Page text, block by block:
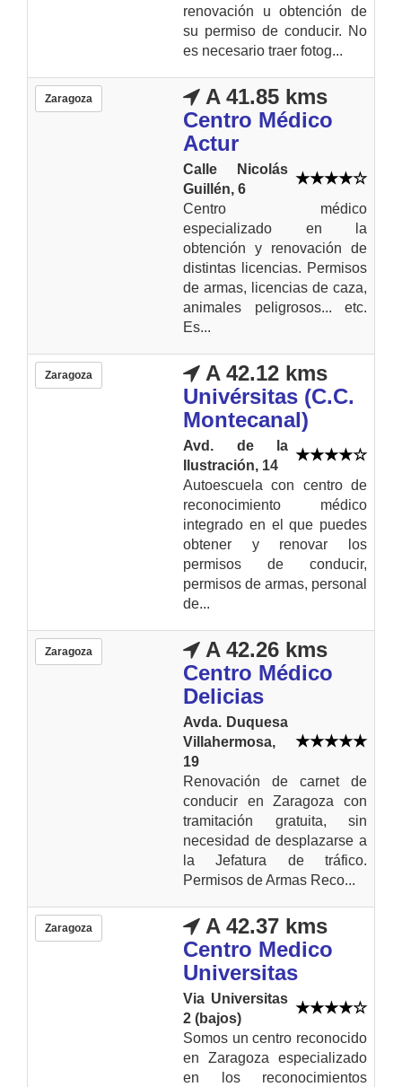
renovación u obtención de
su permiso de conducir. No
es necesario traer fotog...
Zaragoza
A 41.85 kms
Centro Médico
Actur
Calle Nicolás
Guillén, 6
Centro médico
especializado en la
obtención y renovación de
distintas licencias. Permisos
de armas, licencias de caza,
animales peligrosos... etc.
Es...
Zaragoza
A 42.12 kms
Univérsitas (C.C.
Montecanal)
Avd. de la
Ilustración, 14
Autoescuela con centro de
reconocimiento médico
integrado en el que puedes
obtener y renovar los
permisos de conducir,
permisos de armas, personal
de...
Zaragoza
A 42.26 kms
Centro Médico
Delicias
Avda. Duquesa
Villahermosa,
19
Renovación de carnet de
conducir en Zaragoza con
tramitación gratuita, sin
necesidad de desplazarse a
la Jefatura de tráfico.
Permisos de Armas Reco...
Zaragoza
A 42.37 kms
Centro Medico
Universitas
Via Universitas
2 (bajos)
Somos un centro reconocido
en Zaragoza especializado
en los reconocimientos